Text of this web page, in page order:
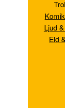
Ljud
Eld